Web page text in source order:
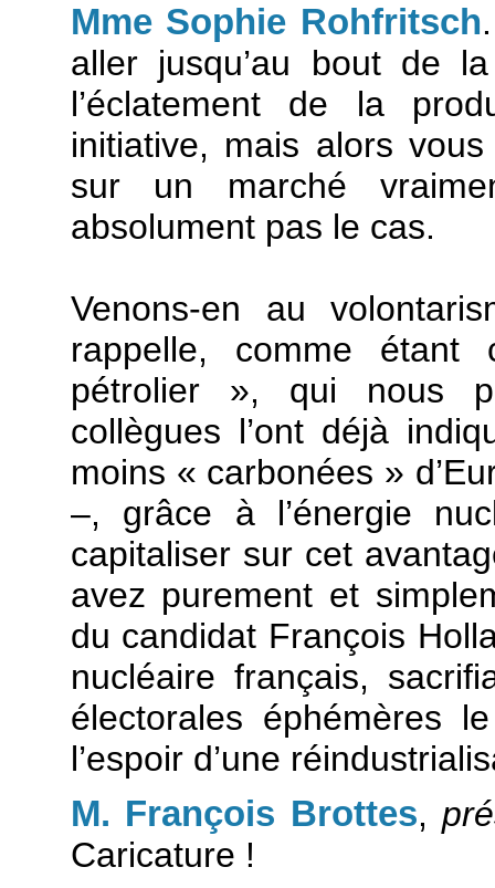
Mme Sophie Rohfritsch
aller jusqu’au bout de
l’éclatement de la
initiative, mais alors
sur un marché
absolument pas le cas.
Venons-en au
rappelle, comme étant
pétrolier », qui nous
collègues l’ont déjà
moins « carbonées »
–, grâce à l’énergie
capitaliser sur cet
avez purement et
du candidat François
nucléaire français,
électorales éphémères
l’espoir d’une
M. François Brottes,
Caricature !